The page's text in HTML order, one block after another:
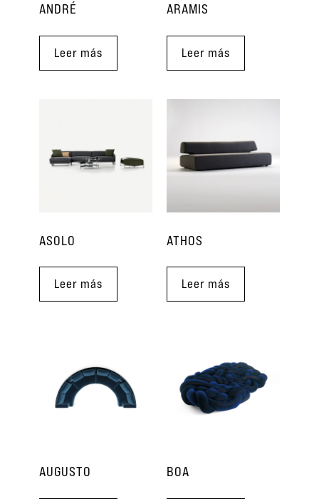
ANDRÉ
Leer más
ARAMIS
Leer más
ASOLO
Leer más
ATHOS
Leer más
AUGUSTO BOA